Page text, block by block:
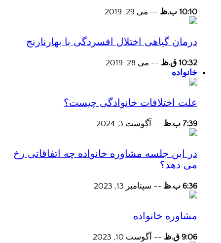
10:10 ب.ظ -- می 29, 2019
درمان گیاهی اختلال افسردگی با بهارنارنج
10:32 ق.ظ -- می 28, 2019
خانواده
علت اختلافات خانوادگی چیست؟
7:39 ب.ظ -- آگوست 3, 2024
در این جلسه مشاوره خانواده چه اتفاقاتی رخ
می دهد؟
6:36 ب.ظ -- سپتامبر 13, 2023
مشاوره خانواده
9:06 ق.ظ -- آگوست 10, 2023